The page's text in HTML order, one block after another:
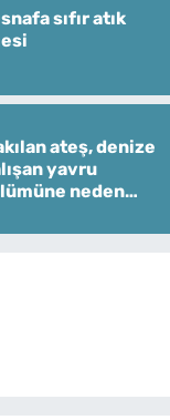
sıfır atık
ateş, denize
yavru
neden